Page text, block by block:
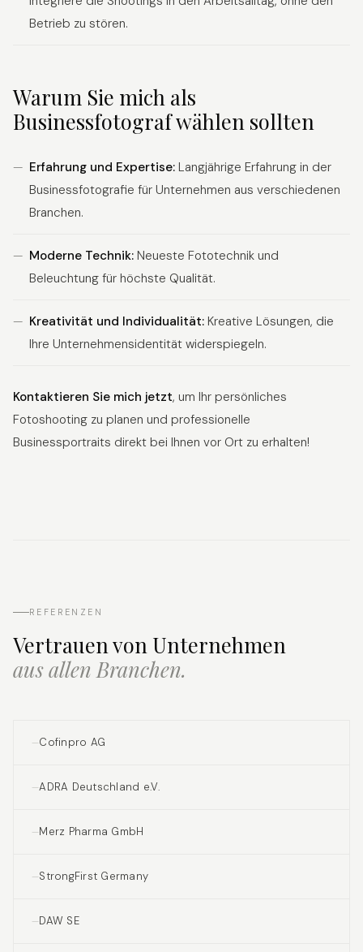
Betrieb zu stören.
Warum Sie mich als
Businessfotograf wählen sollten
Erfahrung und Expertise: Langjährige Erfahrung in der
Businessfotografie für Unternehmen aus verschiedenen
Branchen.
Moderne Technik: Neueste Fototechnik und
Beleuchtung für höchste Qualität.
Kreativität und Individualität: Kreative Lösungen, die
Ihre Unternehmensidentität widerspiegeln.
Kontaktieren Sie mich jetzt, um Ihr persönliches
Fotoshooting zu planen und professionelle
Businessportraits direkt bei Ihnen vor Ort zu erhalten!
REFERENZEN
Vertrauen von Unternehmen
aus allen Branchen.
Cofinpro AG
ADRA Deutschland e.V.
Merz Pharma GmbH
StrongFirst Germany
DAW SE